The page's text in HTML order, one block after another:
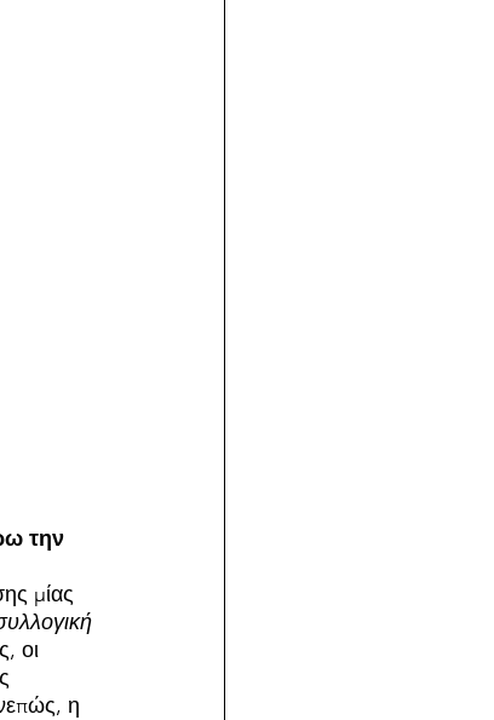
την
μίας
οι
η